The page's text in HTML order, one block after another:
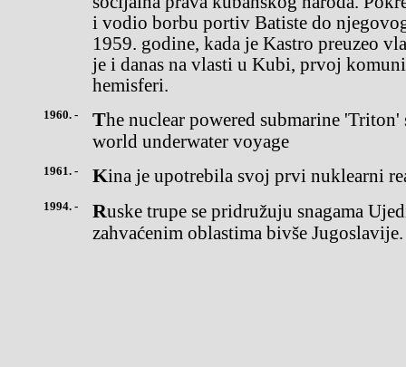
i vodio borbu portiv Batiste do
1959. godine, kada je Kastro preuzeo
je i danas na vlasti u Kubi, prvoj
hemisferi.
1960. - The nuclear powered submarine 'Triton' set off on its round the
world underwater voyage
1961. - Kina je upotrebila svoj prvi nuklearni
1994. - Ruske trupe se pridružuju snagama Ujedinjenih nacija u ratom
zahvaćenim oblastima bivše Jugoslavije.